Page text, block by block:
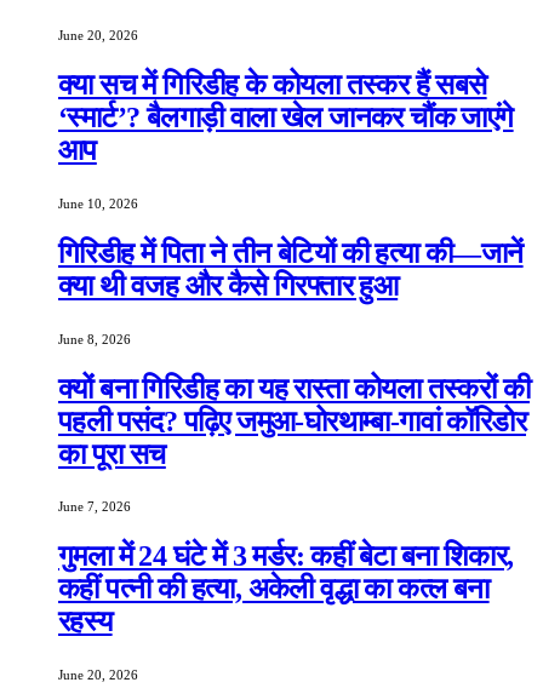
June 20, 2026
क्या सच में गिरिडीह के कोयला तस्कर हैं सबसे
‘स्मार्ट’? बैलगाड़ी वाला खेल जानकर चौंक जाएंगे
आप
June 10, 2026
गिरिडीह में पिता ने तीन बेटियों की हत्या की—जानें
क्या थी वजह और कैसे गिरफ्तार हुआ
June 8, 2026
क्यों बना गिरिडीह का यह रास्ता कोयला तस्करों की
पहली पसंद? पढ़िए जमुआ-घोरथाम्बा-गावां कॉरिडोर
का पूरा सच
June 7, 2026
गुमला में 24 घंटे में 3 मर्डर: कहीं बेटा बना शिकार,
कहीं पत्नी की हत्या, अकेली वृद्धा का कत्ल बना
रहस्य
June 20, 2026